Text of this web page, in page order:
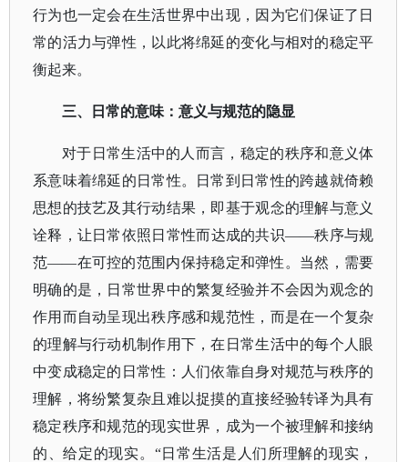
行为也一定会在生活世界中出现，因为它们保证了日
常的活力与弹性，以此将绵延的变化与相对的稳定平
衡起来。
三、日常的意味：意义与规范的隐显
对于日常生活中的人而言，稳定的秩序和意义体
系意味着绵延的日常性。日常到日常性的跨越就倚赖
思想的技艺及其行动结果，即基于观念的理解与意义
诠释，让日常依照日常性而达成的共识——秩序与规
范——在可控的范围内保持稳定和弹性。当然，需要
明确的是，日常世界中的繁复经验并不会因为观念的
作用而自动呈现出秩序感和规范性，而是在一个复杂
的理解与行动机制作用下，在日常生活中的每个人眼
中变成稳定的日常性：人们依靠自身对规范与秩序的
理解，将纷繁复杂且难以捉摸的直接经验转译为具有
稳定秩序和规范的现实世界，成为一个被理解和接纳
的、给定的现实。“日常生活是人们所理解的现实，